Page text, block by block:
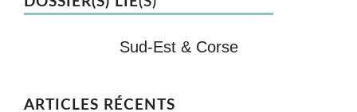
Sud-Est & Corse
ARTICLES RÉCENTS